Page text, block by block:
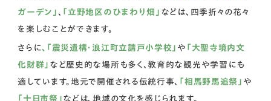
ガーデン」 、 「立野地区のひまわり畑」 などは、四季折々の花々
を楽しむことができます。
さらに、「震災遺構・浪江町立請戸小学校」 や 「大聖寺境内文
化財群」 など歴史的な場所も多く、教育的な観光や学習にも
適しています。地元で開催される伝統行事、 「相馬野馬追祭」 や
「十日市祭」 などは、地域の文化を感じられます。